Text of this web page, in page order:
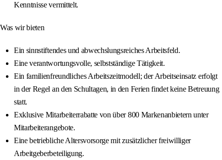
Kenntnisse vermittelt.
Was wir bieten
Ein sinnstiftendes und abwechslungsreiches Arbeitsfeld.
Eine verantwortungsvolle, selbstständige Tätigkeit.
Ein familienfreundliches Arbeitszeitmodell; der Arbeitseinsatz erfolgt
in der Regel an den Schultagen, in den Ferien findet keine Betreuung
statt.
Exklusive Mitarbeiterrabatte von über 800 Markenanbietern unter
Mitarbeiterangebote.
Eine betriebliche Altersvorsorge mit zusätzlicher freiwilliger
Arbeitgeberbeteiligung.